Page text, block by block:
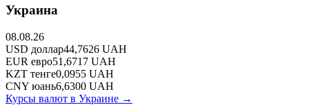
Украина
08.08.26
USD доллар44,7626 UAH
EUR евро51,6717 UAH
KZT тенге0,0955 UAH
CNY юань6,6300 UAH
Курсы валют в Украине →